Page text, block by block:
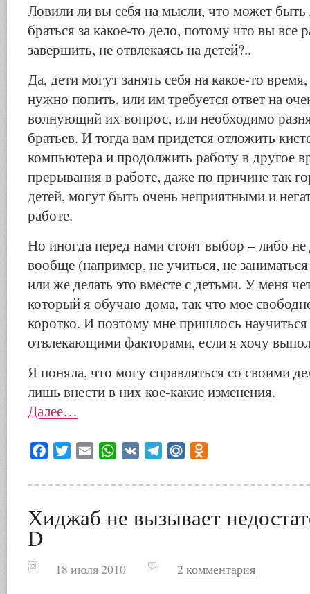
Ловили ли вы себя на мысли, что может
браться за какое-то дело, потому что вы все
завершить, не отвлекаясь на детей?..
Да, дети могут занять себя на какое-то
нужно попить, или им требуется ответ на
волнующий их вопрос, или необходимо
братьев. И тогда вам придется отложить
компьютера и продолжить работу в другое
прерывания в работе, даже по причине так
детей, могут быть очень неприятными и
работе.
Но иногда перед нами стоит выбор – либо не
вообще (например, не учиться, не
или же делать это вместе с детьми. У меня
который я обучаю дома, так что мое
коротко. И поэтому мне пришлось научиться
отвлекающими факторами, если я хочу
Я поняла, что могу справляться со своими
лишь внести в них кое-какие изменения.
Далее…
Facebook
Twitter Email WhatsApp
VK TelegramMail.Ru
Хиджаб не вызывает
D
18 июля 2010 2 комментария